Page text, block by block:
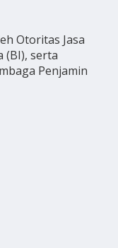
Otoritas Jasa
(BI), serta
Penjamin